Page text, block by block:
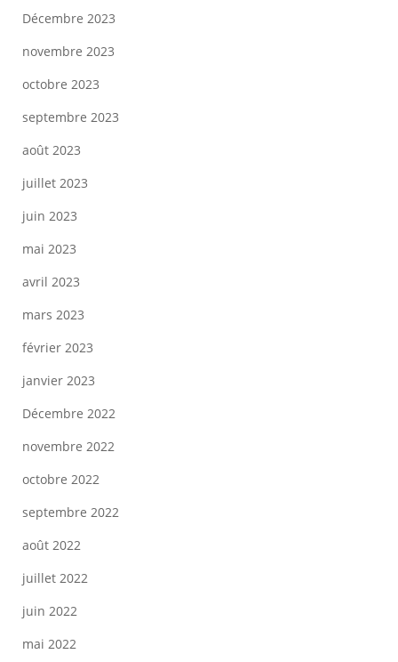
Décembre 2023
novembre 2023
octobre 2023
septembre 2023
août 2023
juillet 2023
juin 2023
mai 2023
avril 2023
mars 2023
février 2023
janvier 2023
Décembre 2022
novembre 2022
octobre 2022
septembre 2022
août 2022
juillet 2022
juin 2022
mai 2022